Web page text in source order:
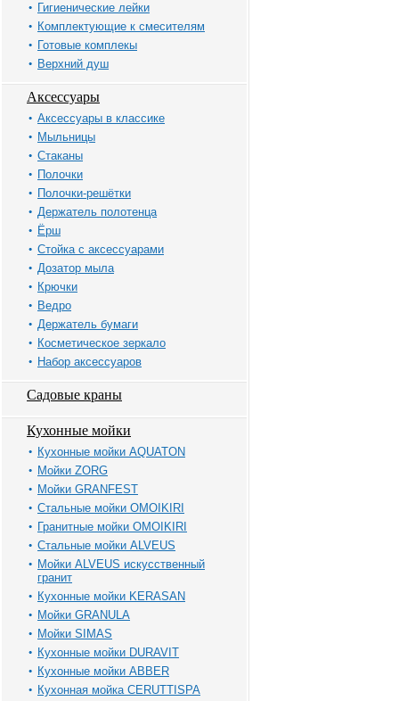
Гигиенические лейки
Комплектующие к смесителям
Готовые комплекы
Верхний душ
Аксессуары
Аксессуары в классике
Мыльницы
Стаканы
Полочки
Полочки-решётки
Держатель полотенца
Ёрш
Стойка с аксессуарами
Дозатор мыла
Крючки
Ведро
Держатель бумаги
Косметическое зеркало
Набор аксессуаров
Садовые краны
Кухонные мойки
Кухонные мойки AQUATON
Мойки ZORG
Мойки GRANFEST
Стальные мойки OMOIKIRI
Гранитные мойки OMOIKIRI
Стальные мойки ALVEUS
Мойки ALVEUS искусственный
гранит
Кухонные мойки KERASAN
Мойки GRANULA
Мойки SIMAS
Кухонные мойки DURAVIT
Кухонные мойки ABBER
Кухонная мойка CERUTTISPA